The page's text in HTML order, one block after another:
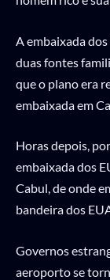
A embaixada
duas fontes
que o plano era
embaixada em
Horas depois,
embaixada dos
Cabul, de onde
bandeira dos
Governos
aeroporto se